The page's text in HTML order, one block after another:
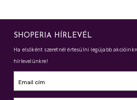
SHOPERIA HÍRLEVÉL
Ha elsőként szeretnél értesülni legújabb
hírlevelünkre!
Email cím